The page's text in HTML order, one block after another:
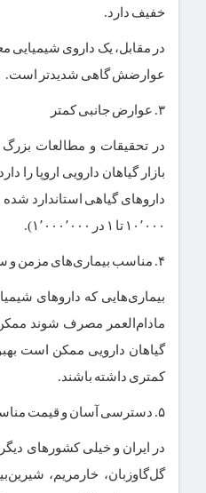
خفیف دارد.
در مقابل، یک داروی شیمیایی
عوارضش گاهی شدیدتر است.
۳. عوارض جانبی کمتر
در تحقیقات و مطالعات بزرگ
بازار گیاهان دارویی اروپا
۱۰٬۰۰۰ تا ۱ در ۱٬۰۰۰٬۰۰۰).
۴. مناسب بیماری‌های مزمن و سبک زندگی
بیماری‌هایی که داروهای
مادام‌العمر مصرف شوند
گیاهان دارویی ممکن است
کمتری داشته باشند.
۵. دسترسی آسان و قیمت مناسب
در ایران و خیلی کشورهای
گل‌گاو‌زبان، خارمریم،